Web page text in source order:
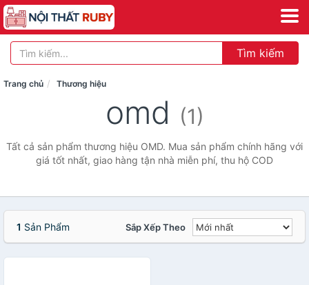
Tìm kiếm
Trang chủ Thương hiệu
omd (1)
Tất cả sản phẩm thương hiệu OMD. Mua sản phẩm chính hãng với
giá tốt nhất, giao hàng tận nhà miễn phí, thu hộ COD
1 Sản Phẩm Sắp Xếp Theo